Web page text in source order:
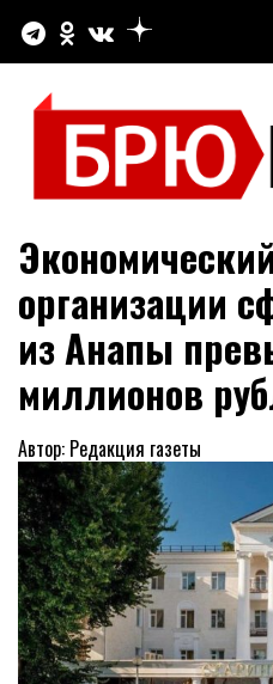
содержимому
БРЮПРЕСС
Официальный сайт
организации
из Анапы
миллионов
Автор: Редакция газеты